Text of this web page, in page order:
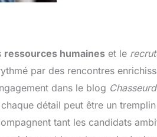
ressources humaines et le
par des rencontres
dans le blog
détail peut être un
tant les candidats